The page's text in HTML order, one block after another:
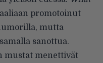
promotoinut
mutta
sanottua.
mustat menettivät